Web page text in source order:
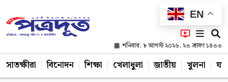
EN
শনিবার, ৮ আগস্ট ২০২৬, ২৩ শ্রাবণ ১৪৩৩
সাতক্ষীরা বিনোদন শিক্ষা খেলাধুলা জাতীয় খুলনা